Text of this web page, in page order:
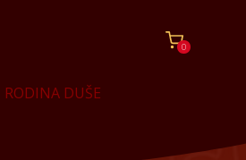
0
RODINA DUŠE